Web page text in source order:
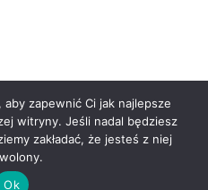
2025
zapewnić Ci jak najlepsze
witryny. Jeśli nadal będziesz
zakładać, że jesteś z niej
Ok